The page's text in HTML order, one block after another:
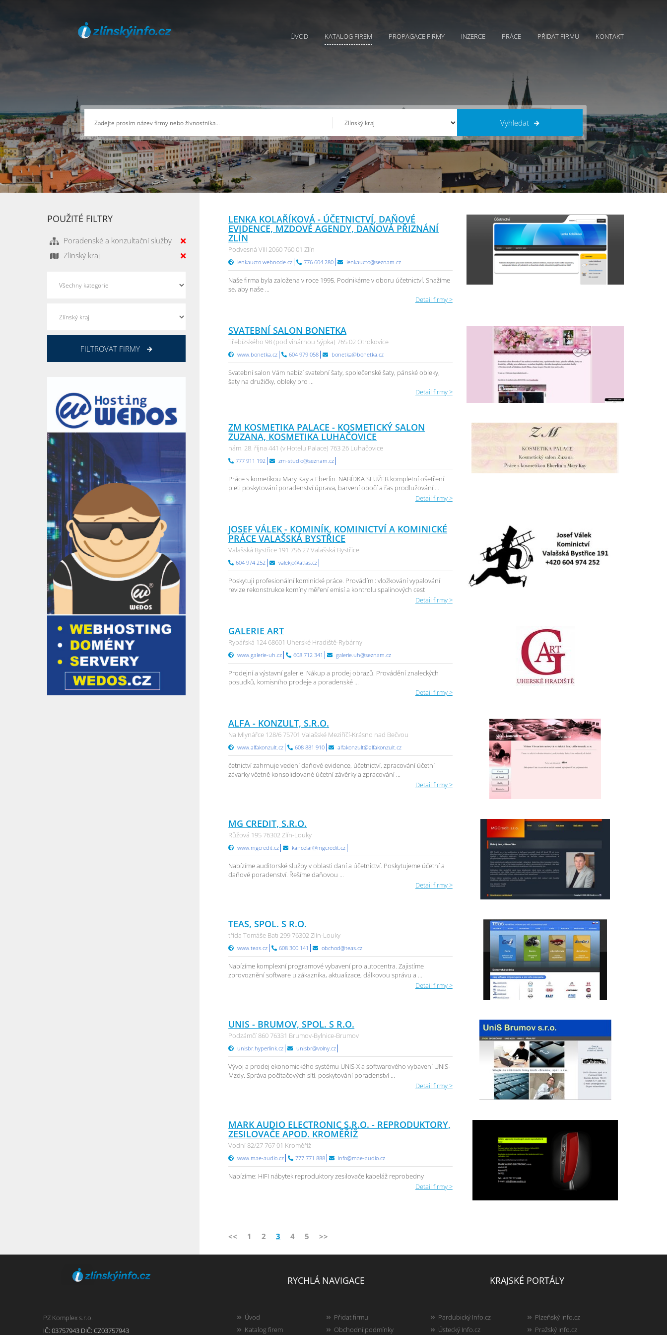
ÚVOD KATALOG FIREM PROPAGACE FIRMY INZERCE PRÁCE PŘIDAT FIRMU KONTAKT
Vyhledat
LENKA KOLAŘÍKOVÁ - ÚČETNICTVÍ, DAŇOVÉ
EVIDENCE, MZDOVÉ AGENDY, DAŇOVÁ PŘIZNÁNÍ
ZLÍN
Podvesná VIII 2060 760 01 Zlín
lenkaucto.webnode.cz 776 604 280 lenkaucto@seznam.cz
Naše firma byla založena v roce 1995. Podnikáme v oboru účetnictví. Snažíme
se, aby naše ...
Detail firmy >
SVATEBNÍ SALON BONETKA
Třebízského 98 (pod vinárnou Sýpka) 765 02 Otrokovice
www.bonetka.cz 604 979 058 bonetka@bonetka.cz
Svatební salon Vám nabízí svatební šaty, společenské šaty, pánské obleky,
šaty na družičky, obleky pro ...
Detail firmy >
ZM KOSMETIKA PALACE - KOSMETICKÝ SALON
ZUZANA, KOSMETIKA LUHAČOVICE
nám. 28. října 441 (v Hotelu Palace) 763 26 Luhačovice
777 911 192 zm-studio@seznam.cz
Práce s kometikou Mary Kay a Eberlin. NABÍDKA SLUŽEB kompletní ošetření
pleti poskytování poradenství úprava, barvení obočí a řas prodlužování ...
Detail firmy >
JOSEF VÁLEK - KOMINÍK, KOMINICTVÍ A KOMINICKÉ
PRÁCE VALAŠSKÁ BYSTŘICE
Valašská Bystřice 191 756 27 Valašská Bystřice
604 974 252 valekjo@atlas.cz
Poskytuji profesionální kominické práce. Provádím : vložkování vypalování
revize rekonstrukce komíny měření emisí a kontrolu spalinových cest
Detail firmy >
GALERIE ART
Rybářská 124 68601 Uherské Hradiště-Rybárny
www.galerie-uh.cz 608 712 341 galerie.uh@seznam.cz
Prodejní a výstavní galerie. Nákup a prodej obrazů. Provádění znaleckých
posudků, komisního prodeje a poradenské ...
Detail firmy >
ALFA - KONZULT, S.R.O.
Na Mlynářce 128/6 75701 Valašské Meziříčí-Krásno nad Bečvou
www.alfakonzult.cz 608 881 910 alfakonzult@alfakonzult.cz
četnictví zahrnuje vedení daňové evidence, účetnictví, zpracování účetní
závarky včetně konsolidované účetní závěrky a zpracování ...
Detail firmy >
MG CREDIT, S.R.O.
Růžová 195 76302 Zlín-Louky
www.mgcredit.cz kancelar@mgcredit.cz
Nabízíme auditorské služby v oblasti daní a účetnictví. Poskytujeme účetní a
daňové poradenství. Řešíme daňovou ...
Detail firmy >
TEAS, SPOL. S R.O.
třída Tomáše Bati 299 76302 Zlín-Louky
www.teas.cz 608 300 141 obchod@teas.cz
Nabízíme komplexní programové vybavení pro autocentra. Zajistíme
zprovoznění software u zákazníka, aktualizace, dálkovou správu a ...
Detail firmy >
UNIS - BRUMOV, SPOL. S R.O.
Podzámčí 860 76331 Brumov-Bylnice-Brumov
unisbr.hyperlink.cz unisbr@volny.cz
Vývoj a prodej ekonomického systému UNIS-X a softwarového vybavení UNIS-
Mzdy. Správa počítačových sítí, poskytování poradenství ...
Detail firmy >
MARK AUDIO ELECTRONIC S.R.O. - REPRODUKTORY,
ZESILOVAČE APOD. KROMĚŘÍŽ
Vodní 82/27 767 01 Kroměříž
www.mae-audio.cz 777 771 888 info@mae-audio.cz
Nabízíme: HIFI nábytek reproduktory zesilovače kabeláž reprobedny
Detail firmy >
<< 1 2 3 4 5 >>
POUŽITÉ FILTRY
Poradenské a konzultační služby
Zlínský kraj
FILTROVAT FIRMY
PZ Komplex s.r.o.
IČ: 03757943 DIČ: CZ03757943
RYCHLÁ NAVIGACE
Úvod
Katalog firem
Přidat firmu
Obchodní podmínky
KRAJSKÉ PORTÁLY
Pardubický Info.cz
Ústecký Info.cz
Plzeňský Info.cz
Pražský Info.cz